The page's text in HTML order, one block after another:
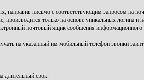
направив письмо с соответствующим запросом на
только на основе уникальных логина и
почтовый ящик сообщения
на указанный им мобильный телефон звонки
длительный срок.